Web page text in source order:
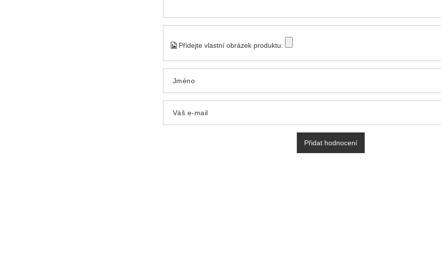
Přidejte vlastní obrázek produktu:
Jméno
Váš e-mail
Přidat hodnocení